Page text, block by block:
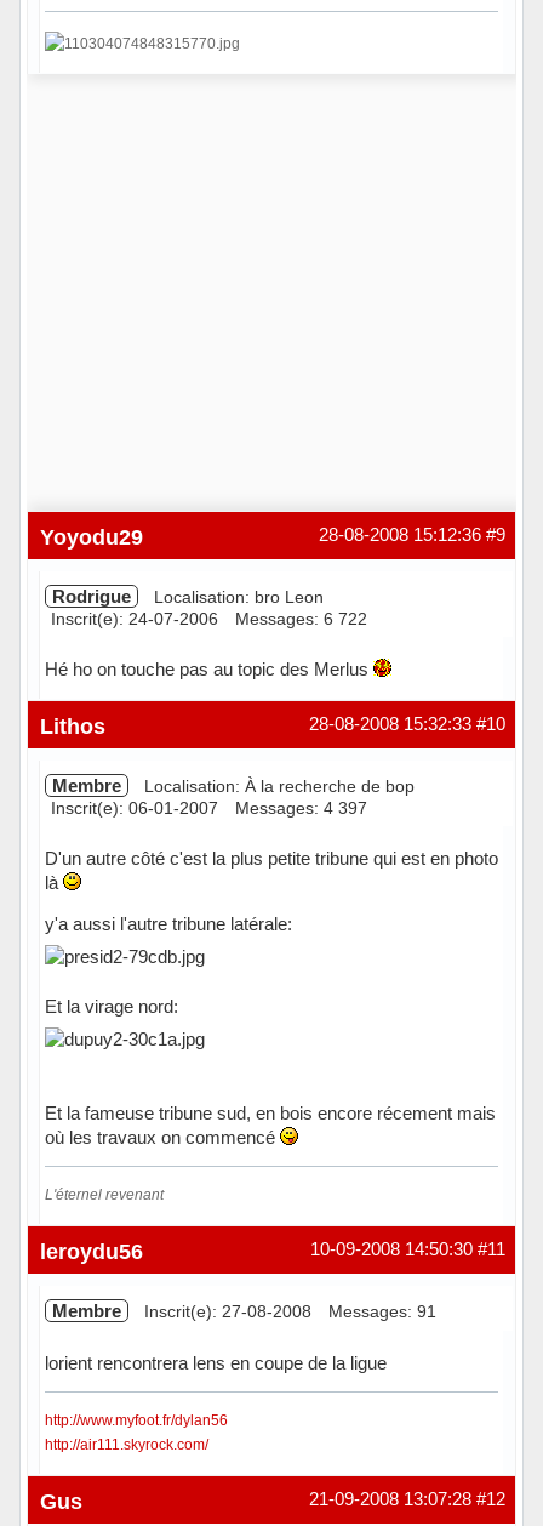
#9
28-08-2008 15:12:36
Yoyodu29
Rodrigue
Localisation: bro Leon
Inscrit(e): 24-07-2006
Messages: 6 722
Hé ho on touche pas au topic des Merlus
Hors ligne #10
28-08-2008 15:32:33
Lithos
Membre
Localisation: À la recherche de bop
Inscrit(e): 06-01-2007
Messages: 4 397
D'un autre côté c'est la plus petite tribune qui est en photo
là
y'a aussi l'autre tribune latérale:
Et la virage nord:
Et la fameuse tribune sud, en bois encore récement mais
où les travaux on commencé
L'éternel revenant
Hors ligne #11
10-09-2008 14:50:30
leroydu56
Membre Inscrit(e): 27-08-2008 Messages: 91
lorient rencontrera lens en coupe de la ligue
http://www.myfoot.fr/dylan56
http://air111.skyrock.com/
Hors ligne #12
21-09-2008 13:07:28
Gus